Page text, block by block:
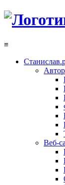
≡
Автор
Веб-